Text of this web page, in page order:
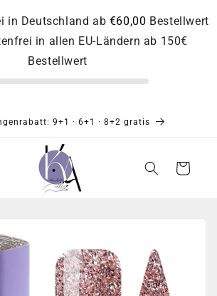
in Deutschland ab €60,00 Bestellwert
in allen EU-Ländern ab 150€
Bestellwert
9+1 · 6+1 · 8+2 gratis
Warenkorb